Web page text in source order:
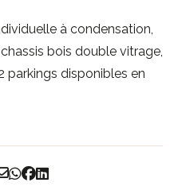
à condensation,
bois double vitrage,
parkings disponibles en
Partager par Email
Partager sur WhatsApp
Partager sur Facebook
Partager sur LinkedIn